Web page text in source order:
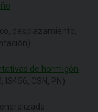
desplazamiento,
de hormigón
CSN, PN)